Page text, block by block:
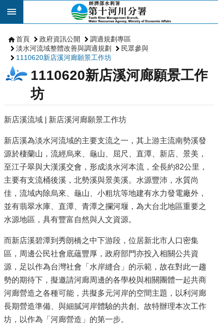
跳到主要內容區塊
首頁 政府資訊公開
調適規劃專區
淡水河流域整體改善與調適規劃
民眾參與
1110620新店溪河廊願景工作坊
1110620新店溪河廊願景工作
坊
新店溪流域 | 新店溪河廊願景工作坊
新店溪為淡水河流域的主要支流之一，其上游主流南勢溪發
源於棲蘭山，流經烏來、龜山、屈尺、直潭、新店、景美，
至江子翠與大漢溪交會，形成淡水河本流，全長約82公里，
主要有支流桶後溪，北勢溪與景美溪。水源豐沛，水質尚
佳，流域內除烏來、龜山、小粗坑等地建有水力發電廠外，
並有翡翠水庫、直潭、青潭之攔河堰，為大台北地區重要之
水源地區，具有豐富自然與人文資源。
而新店溪碧潭到秀朗橋之中下游段，位居新北市人口密集
區，周邊公民社會底蘊豐厚，政府部門亦投入相關公共資
源，足以作為台灣社會「水岸縫合」的示範，故在對此一趨
勢的期待下，擬邀請河廊周邊的各學校與相關團體一起共商
河廊營造之各種可能，共擬多元河岸的空間主題，以利河廊
長期營造準備、與細膩河岸體驗的共創。故特辦理本次工作
坊，以作為「河廊營造」的第一步。